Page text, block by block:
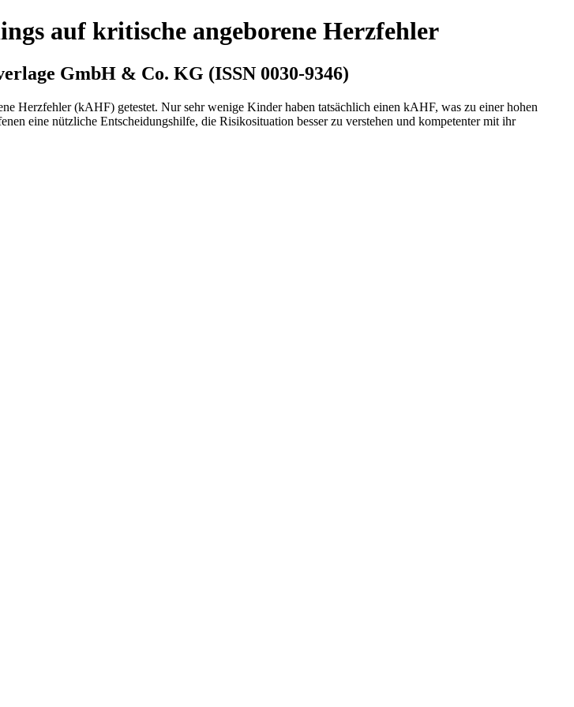
auf kritische angeborene Herzfehler
GmbH & Co. KG (ISSN 0030-9346)
Herzfehler (kAHF) getestet. Nur sehr wenige Kinder haben tatsächlich einen kAHF, was zu einer hohen
eine nützliche Entscheidungshilfe, die Risikosituation besser zu verstehen und kompetenter mit ihr